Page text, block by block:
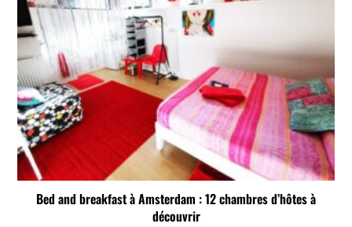
Bed and breakfast à Amsterdam : 12 chambres d’hôtes à
découvrir